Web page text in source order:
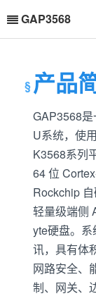
GAP3568
产品
GAP3568
U系统，使
K3568系列
64 位
Rockchip
轻量级端侧
yte硬盘。
讯，具有体
网路安全、
制、网关、